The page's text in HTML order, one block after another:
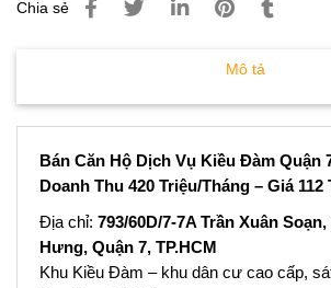
Chia sẻ
Mô tả
Bán Căn Hộ Dịch Vụ Kiều Đàm Quận
Doanh Thu 420 Triệu/Tháng – Giá 112
Địa chỉ: 793/60D/7-7A Trần Xuân
Hưng, Quận 7, TP.HCM
Khu Kiều Đàm – khu dân cư cao cấp,